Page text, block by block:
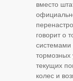
вместо
говорит о
системами
тормозных
текущих
колес и